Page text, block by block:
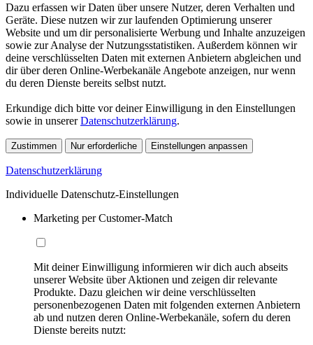
Dazu erfassen wir Daten über unsere Nutzer, deren Verhalten und
Geräte. Diese nutzen wir zur laufenden Optimierung unserer
Website und um dir personalisierte Werbung und Inhalte anzuzeigen
sowie zur Analyse der Nutzungsstatistiken. Außerdem können wir
deine verschlüsselten Daten mit externen Anbietern abgleichen und
dir über deren Online-Werbekanäle Angebote anzeigen, nur wenn
du deren Dienste bereits selbst nutzt.
Erkundige dich bitte vor deiner Einwilligung in den Einstellungen
sowie in unsererDatenschutzerklärung.
Zustimmen Nur erforderliche Einstellungen anpassen
Datenschutzerklärung
Individuelle Datenschutz-Einstellungen
Marketing per Customer-Match
Mit deiner Einwilligung informieren wir dich auch abseits
unserer Website über Aktionen und zeigen dir relevante
Produkte. Dazu gleichen wir deine verschlüsselten
personenbezogenen Daten mit folgenden externen Anbietern
ab und nutzen deren Online-Werbekanäle, sofern du deren
Dienste bereits nutzt: